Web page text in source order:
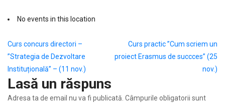
No events in this location
Navigare
în
articole
Curs concurs directori –
”Strategia de Dezvoltare
Instituțională” – (11 nov.)
Curs practic ”Cum scriem un
proiect Erasmus de succces” (25
nov.)
Lasă un răspuns
Adresa ta de email nu va fi publicată. Câmpurile obligatorii sunt